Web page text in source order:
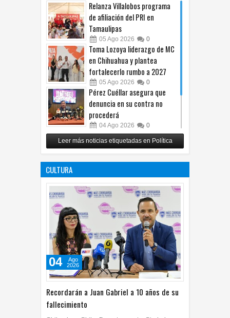
Relanza Villalobos programa
de afiliación del PRI en
Tamaulipas
05 Ago 2026 0
Toma Lozoya liderazgo de MC
en Chihuahua y plantea
fortalecerlo rumbo a 2027
05 Ago 2026 0
Pérez Cuéllar asegura que
denuncia en su contra no
procederá
04Ago 2026 0
Respalda Morena Chihuahua
propuesta sobre derechos de
Leer más noticias etiquetadas en Política
CULTURA
Recordarán a Juan Gabriel a 10 años de su
fallecimiento
04
Ago
2026